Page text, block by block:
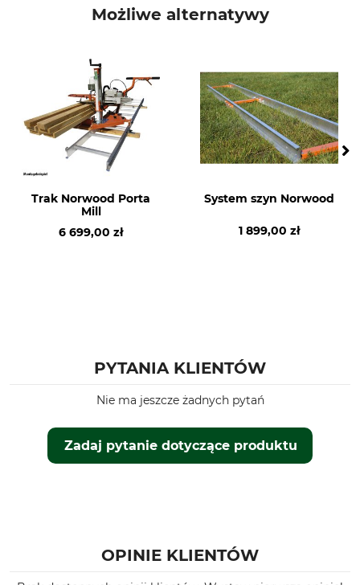
Możliwe alternatywy
Trak Norwood Porta
Mill
6 699,00 zł
System szyn Norwood
1 899,00 zł
PYTANIA KLIENTÓW
Zadaj pytanie dotyczące produktu
Nie ma jeszcze żadnych pytań
OPINIE KLIENTÓW